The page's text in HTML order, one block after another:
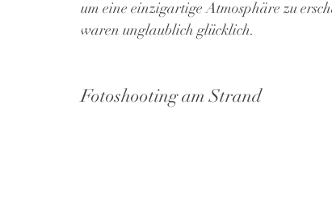
um eine einzigartige Atmosphäre zu
waren unglaublich glücklich.
Fotoshooting am Strand